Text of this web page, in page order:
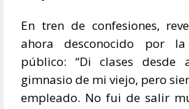
En tren de confesiones,
ahora desconocido por
público: “Di clases desde
gimnasio de mi viejo, pero
empleado. No fui de salir